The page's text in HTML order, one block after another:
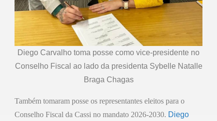
Diego Carvalho toma posse como vice-presidente no
Conselho Fiscal ao lado da presidenta Sybelle Natalle
Braga Chagas
Também tomaram posse os representantes eleitos para o
Conselho Fiscal da Cassi no mandato 2026-2030. Diego